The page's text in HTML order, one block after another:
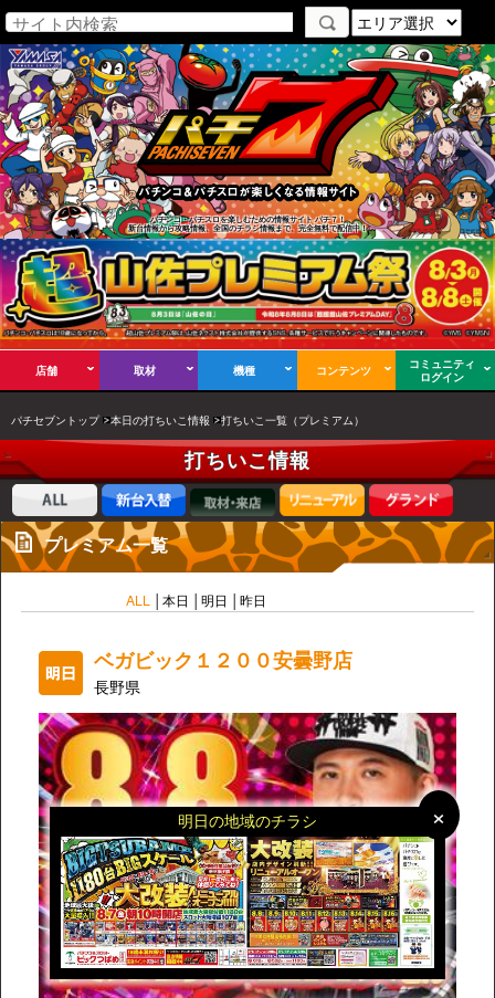
×
×
明日の地域のチラシ
パチンコ・パチスロを楽しむための情報サイト パチ７！
新台情報から攻略情報、全国のチラシ情報まで、完全無料で配信中！
店舗 取材 機種 コンテンツ
コミュニティ
ログイン
パチセブントップ 本日の打ちいこ情報 打ちいこ一覧（プレミアム）
打ちいこ情報
プレミアム一覧
ALL 本日 明日 昨日
ベガビック１２００安曇野店
長野県